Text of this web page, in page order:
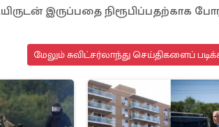
இருப்பதை நிரூபிப்பதற்காக
மேலும் சுவிட்சர்லாந்து செய்திகளைப்